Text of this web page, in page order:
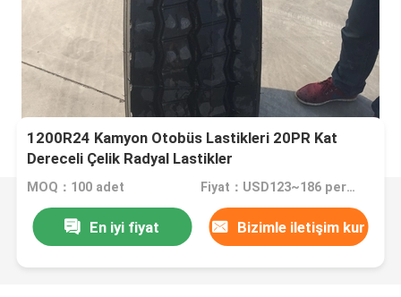
1200R24 Kamyon Otobüs Lastikleri 20PR Kat
Dereceli Çelik Radyal Lastikler
MOQ：100 adet Fiyat：USD123~186 per pieces
En iyi fiyat Bizimle iletişim kur